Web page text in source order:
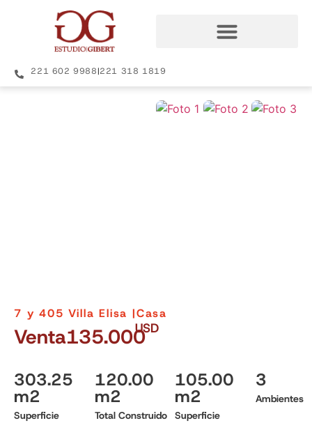
221 602 9988|221 318 1819
7 y 405 Villa Elisa |Casa
Venta135.000USD
303.25
m2
Superficie
120.00
m2
Total Construido
105.00
m2
Superficie
3
Ambientes